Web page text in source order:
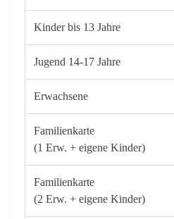
Kinder bis 13 Jahre
Jugend 14-17 Jahre
Erwachsene
Familienkarte
(1 Erw. + eigene Kinder)
Familienkarte
(2 Erw. + eigene Kinder)